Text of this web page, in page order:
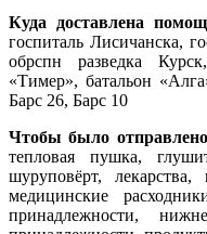
Куда доставлена
госпиталь Лисичанска,
обрспн разведка
«Тимер», батальон
Барс 26, Барс 10
Чтобы было
тепловая пушка,
шуруповёрт,
медицинские
принадлежности,